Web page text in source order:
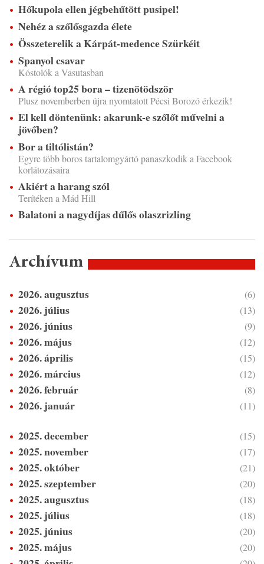
Hőkupola ellen jégbehűtött pusipel!
Nehéz a szőlősgazda élete
Összeterelik a Kárpát-medence Szürkéit
Spanyol csavar
Kóstolók a Vasutasban
A régió top25 bora – tizenötödször
Plusz novemberben újra nyomtatott Pécsi Borozó érkezik!
El kell döntenünk: akarunk-e szőlőt művelni a
jövőben?
Bor a tiltólistán?
Egyre több boros tartalomgyártó panaszkodik a Facebook
korlátozásaira
Akiért a harang szól
Terítéken a Mád Hill
Balatoni a nagydíjas dűlős olaszrizling
Archívum
2026. augusztus (6)
2026. július (13)
2026. június (9)
2026. május (12)
2026. április (15)
2026. március (12)
2026. február (8)
2026. január (11)
2025. december (15)
2025. november (17)
2025. október (21)
2025. szeptember (20)
2025. augusztus (18)
2025. július (18)
2025. június (20)
2025. május (20)